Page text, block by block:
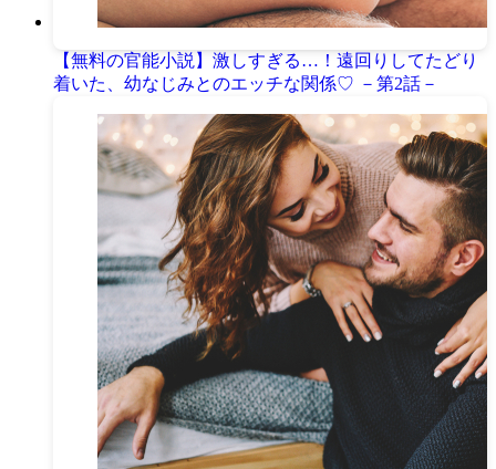
【無料の官能小説】激しすぎる…！遠回りしてたどり
着いた、幼なじみとのエッチな関係♡ －第2話－